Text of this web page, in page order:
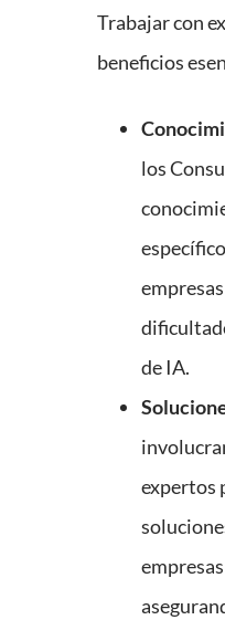
Trabajar con
beneficios
los
de IA.
expertos